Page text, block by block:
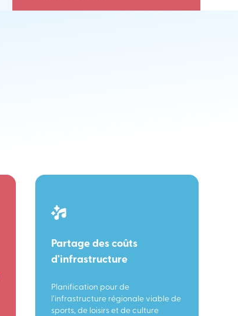
Partage des coûts
d'infrastructure
Planification pour de
l’infrastructure régionale viable de
sports, de loisirs et de culture